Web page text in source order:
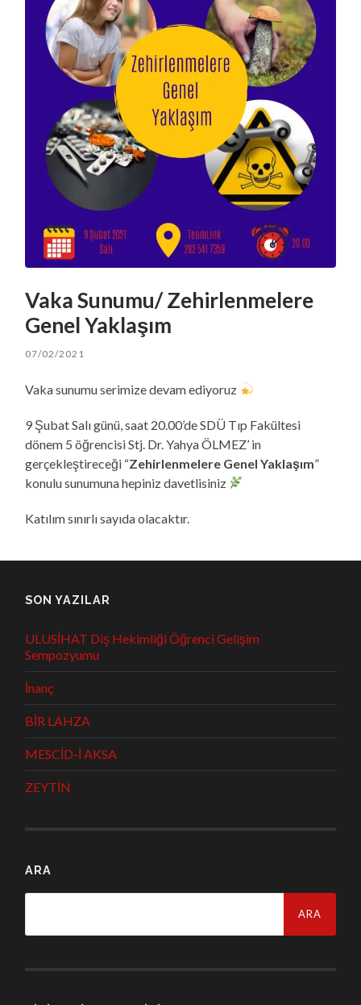
Vaka Sunumu/ Zehirlenmelere
Genel Yaklaşım
07/02/2021
Vaka sunumu serimize devam ediyoruz
9 Şubat Salı günü, saat 20.00’de SDÜ Tıp Fakültesi
dönem 5 öğrencisi Stj. Dr. Yahya ÖLMEZ’ in
gerçekleştireceği “Zehirlenmelere Genel Yaklaşım”
konulu sunumuna hepiniz davetlisiniz
Katılım sınırlı sayıda olacaktır.
SON YAZILAR
ULUSİHAT Diş Hekimliği Öğrenci Gelişim
Sempozyumu
İnanç
BİR LAHZA
MESCİD-İ AKSA
ZEYTİN
ARA